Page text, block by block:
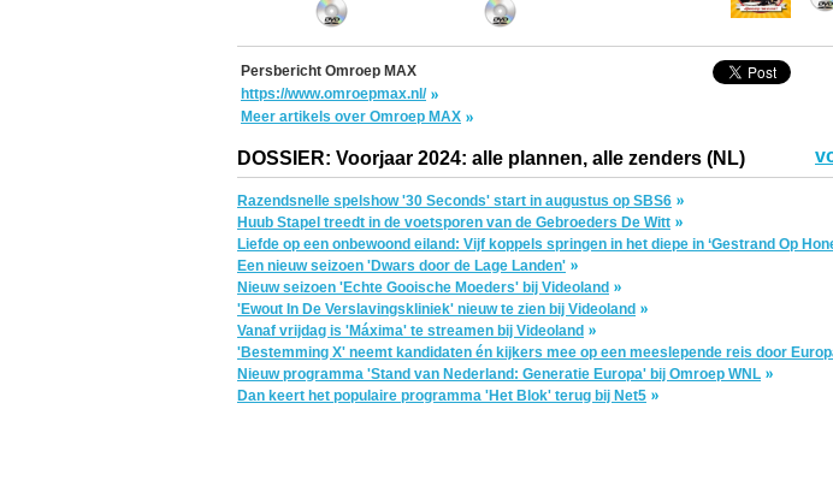
Persbericht Omroep MAX
https://www.omroepmax.nl/
Meer artikels over Omroep MAX
DOSSIER: Voorjaar 2024: alle plannen, alle zenders (NL)
Razendsnelle spelshow '30 Seconds' start in augustus op SBS6
Huub Stapel treedt in de voetsporen van de Gebroeders De Witt
Liefde op een onbewoond eiland: Vijf koppels springen in het diepe in ‘Gestrand Op
Een nieuw seizoen 'Dwars door de Lage Landen'
Nieuw seizoen 'Echte Gooische Moeders' bij Videoland
'Ewout In De Verslavingskliniek' nieuw te zien bij Videoland
Vanaf vrijdag is 'Máxima' te streamen bij Videoland
'Bestemming X' neemt kandidaten én kijkers mee op een meeslepende reis door
Nieuw programma 'Stand van Nederland: Generatie Europa' bij Omroep WNL
Dan keert het populaire programma 'Het Blok' terug bij Net5